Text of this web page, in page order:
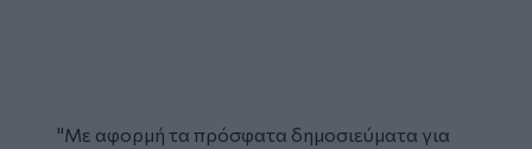
"Με αφορμή τα πρόσφατα δημοσιεύματα για